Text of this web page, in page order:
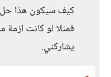
كيف سيكون هذا حل
فمثلا لو كانت ازمة
يشاركني.